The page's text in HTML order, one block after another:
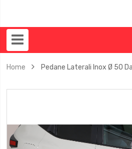
Home Pedane Laterali Inox Ø 50